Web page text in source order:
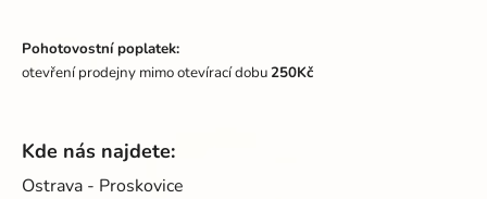
Pohotovostní poplatek:
otevření prodejny mimo otevírací dobu250Kč
Kde nás najdete:
Ostrava - Proskovice